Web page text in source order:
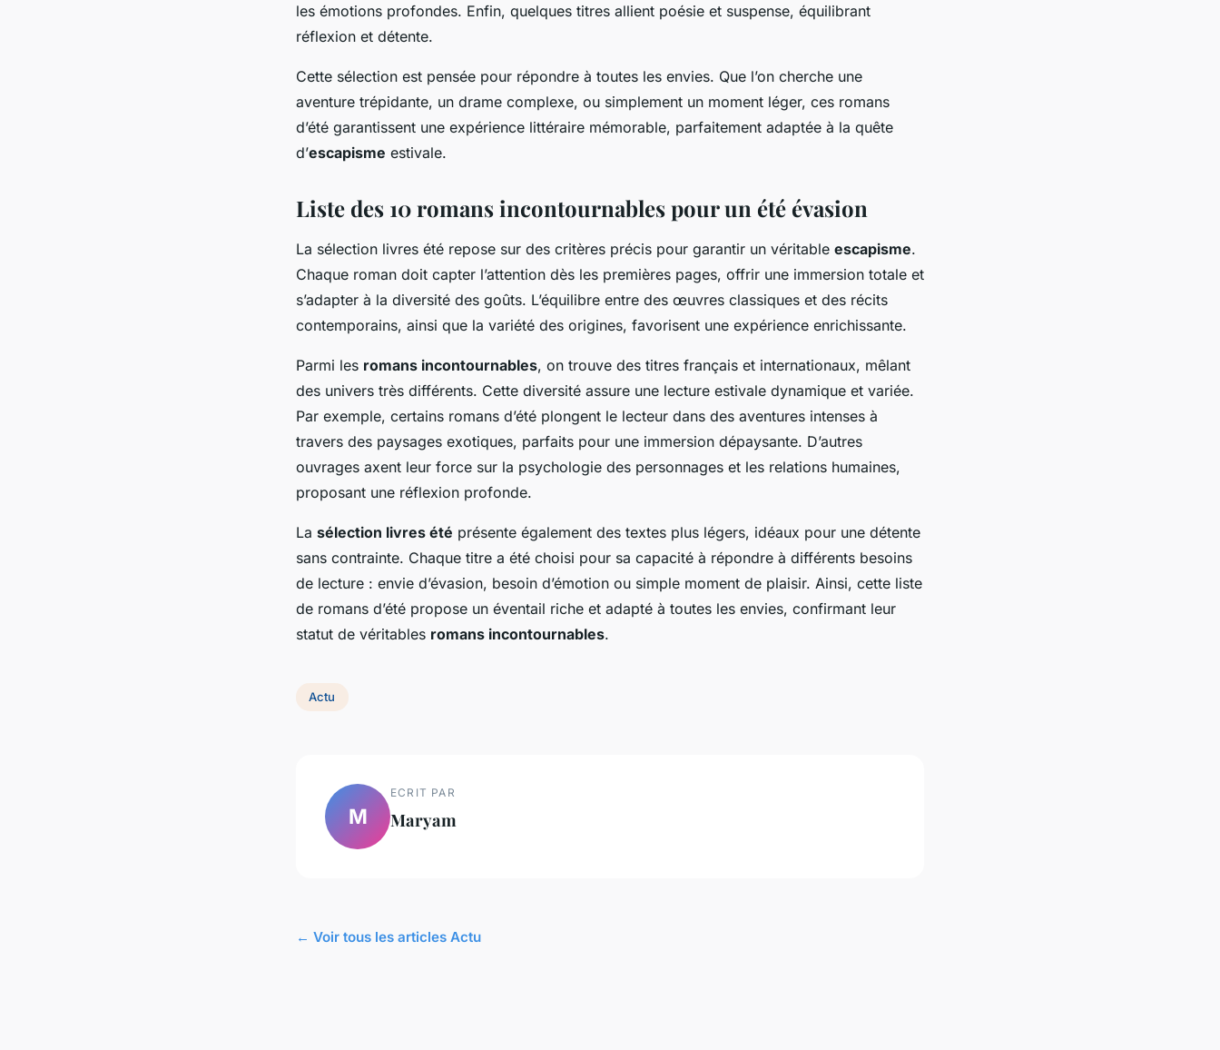
les émotions profondes. Enfin, quelques titres allient poésie et suspense, équilibrant
réflexion et détente.
Cette sélection est pensée pour répondre à toutes les envies. Que l’on cherche une
aventure trépidante, un drame complexe, ou simplement un moment léger, ces romans
d’été garantissent une expérience littéraire mémorable, parfaitement adaptée à la quête
d’escapisme estivale.
Liste des 10 romans incontournables pour un été évasion
La sélection livres été repose sur des critères précis pour garantir un véritable escapisme.
Chaque roman doit capter l’attention dès les premières pages, offrir une immersion totale et
s’adapter à la diversité des goûts. L’équilibre entre des œuvres classiques et des récits
contemporains, ainsi que la variété des origines, favorisent une expérience enrichissante.
Parmi les romans incontournables, on trouve des titres français et internationaux, mêlant
des univers très différents. Cette diversité assure une lecture estivale dynamique et variée.
Par exemple, certains romans d’été plongent le lecteur dans des aventures intenses à
travers des paysages exotiques, parfaits pour une immersion dépaysante. D’autres
ouvrages axent leur force sur la psychologie des personnages et les relations humaines,
proposant une réflexion profonde.
La sélection livres été présente également des textes plus légers, idéaux pour une détente
sans contrainte. Chaque titre a été choisi pour sa capacité à répondre à différents besoins
de lecture : envie d’évasion, besoin d’émotion ou simple moment de plaisir. Ainsi, cette liste
de romans d’été propose un éventail riche et adapté à toutes les envies, confirmant leur
statut de véritables romans incontournables.
Actu
M
ECRIT PAR
Maryam
← Voir tous les articles Actu